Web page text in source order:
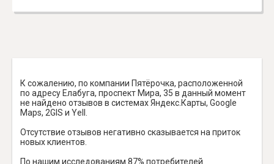
К сожалению, по компании Пятёрочка, расположенной
по адресу Елабуга, проспект Мира, 35 в данный момент
не найдено отзывов в системах Яндекс.Карты, Google
Maps, 2GIS и Yell.
Отсутствие отзывов негативно сказывается на приток
новых клиентов.
По нашим исследованиям 87% потребителей